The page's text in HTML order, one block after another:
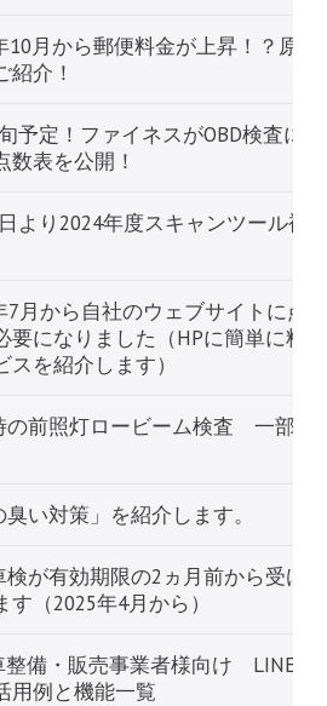
整備・販売事業者様向け LINE
用例と機能一覧
が有効期限の2ヵ月前から受け
（2025年4月から）
い対策」を紹介します。
の前照灯ロービーム検査 一部
7月から自社のウェブサイトに点
になりました（HPに簡単に料
を紹介します）
より2024年度スキャンツール補
予定！ファイネスがOBD検査に
表を公開！
10月から郵便料金が上昇！？原
紹介！